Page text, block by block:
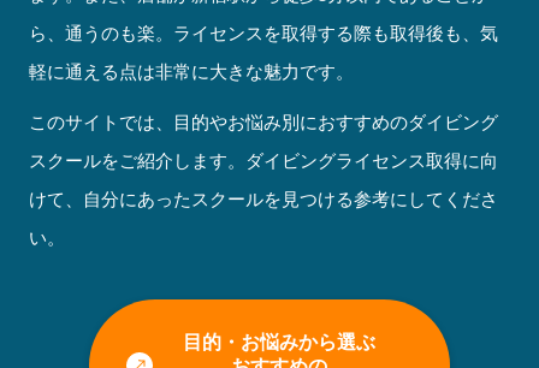
ら、通うのも楽。ライセンスを取得する際も取得後も、気
軽に通える点は非常に大きな魅力です。
このサイトでは、目的やお悩み別におすすめのダイビング
スクールをご紹介します。ダイビングライセンス取得に向
けて、自分にあったスクールを見つける参考にしてくださ
い。
目的・お悩みから選ぶ